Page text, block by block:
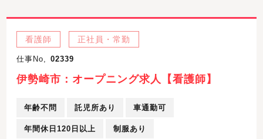
看護師 正社員・常勤
仕事No, 02339
伊勢崎市：オープニング求人【看護師】
年齢不問 託児所あり 車通勤可
年間休日120日以上 制服あり